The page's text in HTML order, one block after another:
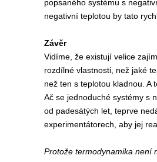
popsaného systému s
negativní teplotou by tato
Závěr
Vidíme, že existují velice
rozdílné vlastnosti, než jaké
než ten s teplotou kladnou. A
Ač se jednoduché systémy s
od padesátých let, teprve
experimentátorech, aby jej
Protože termodynamika není